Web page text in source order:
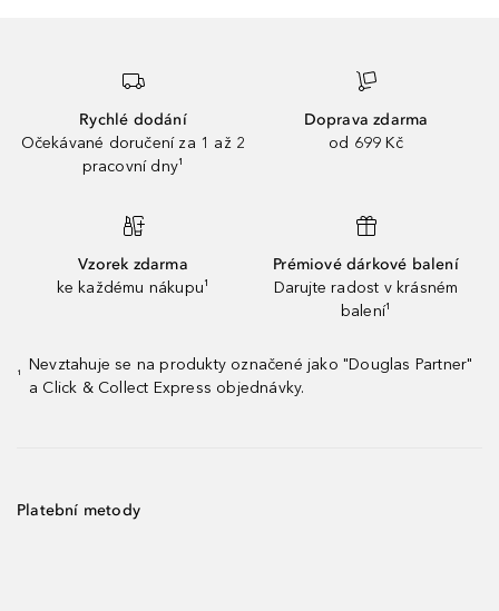
Rychlé dodání
Očekávané doručení za 1 až 2
pracovní dny¹
Doprava zdarma
od 699 Kč
Vzorek zdarma
ke každému nákupu¹
Prémiové dárkové balení
Darujte radost v krásném
balení¹
¹
Nevztahuje se na produkty označené jako "Douglas Partner"
a Click & Collect Express objednávky.
Platební metody